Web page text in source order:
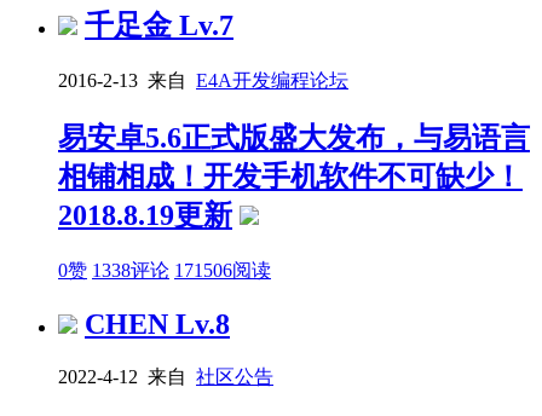
千足金Lv.7
2016-2-13 来自 E4A开发编程论坛
易安卓5.6正式版盛大发布，与易语言
相铺相成！开发手机软件不可缺少！
2018.8.19更新
0赞 1338评论 171506阅读
CHEN Lv.8
2022-4-12 来自 社区公告